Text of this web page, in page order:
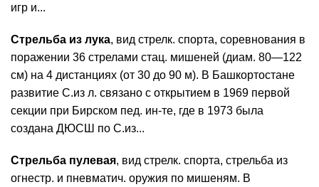
игр и...
Стрельба из лука, вид стрелк. спорта, соревнования в
поражении 36 стрелами стац. мишеней (диам. 80—122
см) на 4 дистанциях (от 30 до 90 м). В Башкортостане
развитие С.из л. связано с открытием в 1969 первой
секции при Бирском пед. ин-те, где в 1973 была
создана ДЮСШ по С.из...
Стрельба пулевая, вид стрелк. спорта, стрельба из
огнестр. и пневматич. оружия по мишеням. В